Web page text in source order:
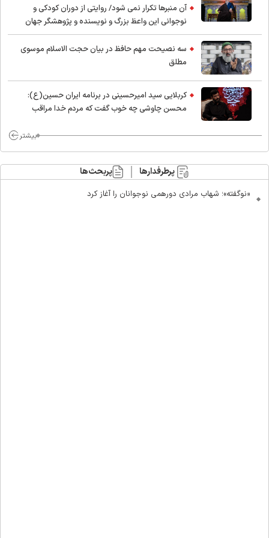
آن منبرها تکرار نمی شود/ روایتی از دوران کودکی و
نوجوانی این واعظ بزرگ و نویسنده و پژوهشگر جهان
اسلام
سه نصیحت مهم حافظ در بیان حجت الاسلام موسوی
مطلق
کربلایی سید امیر‌حسینی در برنامه ایران حسین(ع):
محسن چاوشی چه خوب گفت که مردم خدا مراقب
بیشتر
پرطرفدارها پربحث‌ها
«نوگفته»؛ شهاب مرادی دورهمی نوجوانان را آغاز کرد